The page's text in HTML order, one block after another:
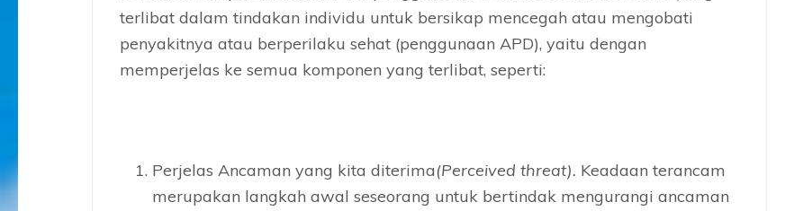
terlibat dalam tindakan individu untuk bersikap mencegah atau mengobati
penyakitnya atau berperilaku sehat (penggunaan APD), yaitu dengan
memperjelas ke semua komponen yang terlibat, seperti:
Perjelas Ancaman yang kita diterima(Perceived threat). Keadaan terancam
merupakan langkah awal seseorang untuk bertindak mengurangi ancaman